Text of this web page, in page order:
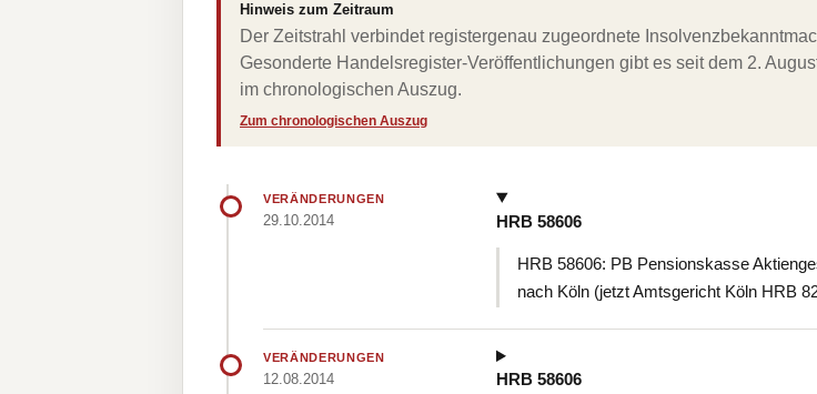
Hinweis zum Zeitraum
Der Zeitstrahl verbindet registergenau zugeordnete
Gesonderte Handelsregister-Veröffentlichungen gibt es seit dem 2.
im chronologischen Auszug.
Zum chronologischen Auszug
VERÄNDERUNGEN
29.10.2014 HRB 58606
HRB 58606: PB Pensionskasse
nach Köln (jetzt Amtsgericht Köln HRB
VERÄNDERUNGEN
12.08.2014 HRB 58606